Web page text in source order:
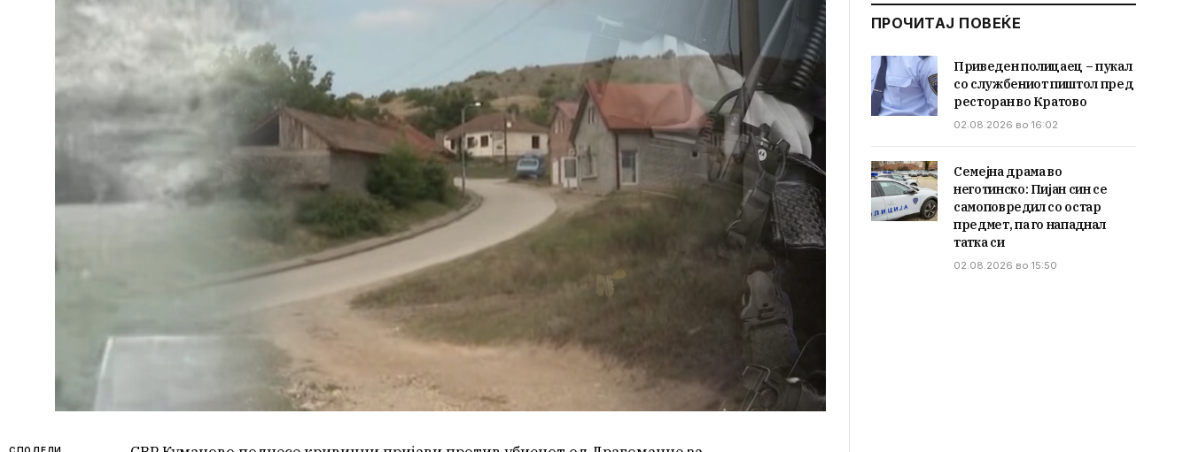
СПОДЕЛИ
ПРОЧИТАЈ ПОВЕЌЕ
Приведен полицаец – пукал
со службениот пиштол пред
ресторан во Кратово
02.08.2026 во 16:02
Семејна драма во
неготинско: Пијан син се
самоповредил со остар
предмет, па го нападнал
татка си
02.08.2026 во 15:50